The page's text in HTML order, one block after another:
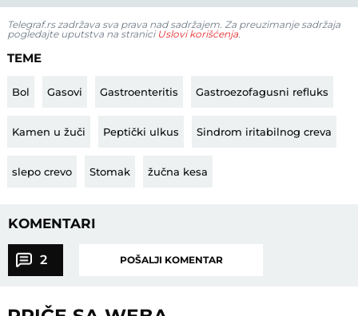
Telegraf.rs zadržava sva prava nad sadržajem. Za preuzimanje sadržaja
pogledajte uputstva na stranici Uslovi korišćenja.
TEME
Bol Gasovi Gastroenteritis Gastroezofagusni refluks
Kamen u žuči Peptički ulkus Sindrom iritabilnog creva
slepo crevo Stomak žučna kesa
KOMENTARI
2 POŠALJI KOMENTAR